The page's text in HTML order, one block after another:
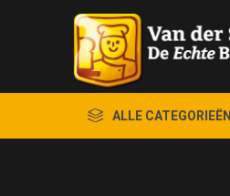
ALLE CATEGORIEËN